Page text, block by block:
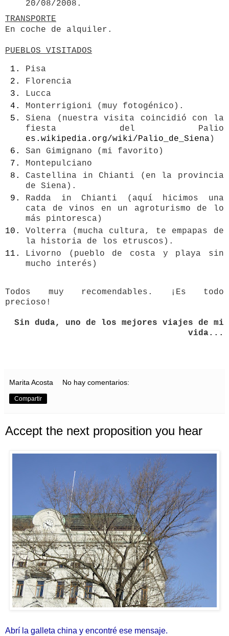
20/08/2008.
TRANSPORTE
En coche de alquiler.
PUEBLOS VISITADOS
Pisa
Florencia
Lucca
Monterrigioni (muy fotogénico).
Siena (nuestra visita coincidió con la
fiesta del Palio
es.wikipedia.org/wiki/Palio_de_Siena )
San Gimignano (mi favorito)
Montepulciano
Castellina in Chianti (en la provincia
de Siena).
Radda in Chianti (aquí hicimos una
cata de vinos en un agroturismo de lo
más pintoresca)
Volterra (mucha cultura, te empapas de
la historia de los etruscos).
Livorno (pueblo de costa y playa sin
mucho interés)
Todos muy recomendables. ¡Es todo
precioso!
Sin duda, uno de los mejores viajes de mi
vida...
Marita Acosta No hay comentarios:
Compartir
Accept the next proposition you hear
Abrí la galleta china y encontré ese mensaje.